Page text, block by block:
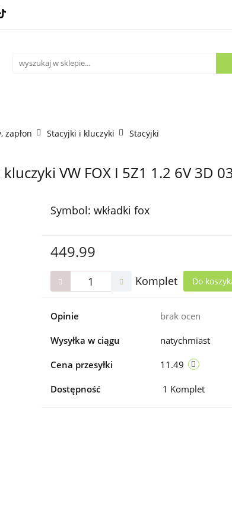
zapłon Stacyjki i kluczyki Stacyjki
VW FOX I 5Z1 1.2 6V 3D
Symbol: wkładki fox
449.99
Komplet Do
Opinie brak ocen
Wysyłka w ciągu natychmiast
Cena przesyłki 11.49
Dostępność 1 Komplet